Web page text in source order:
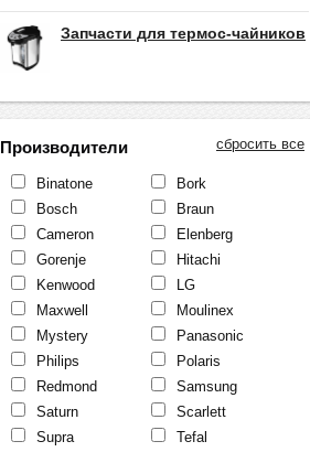
Запчасти для термос-чайников
сбросить все
Производители
Binatone
Bork
Bosch
Braun
Cameron
Elenberg
Gorenje
Hitachi
Kenwood
LG
Maxwell
Moulinex
Mystery
Panasonic
Philips
Polaris
Redmond
Samsung
Saturn
Scarlett
Supra
Tefal